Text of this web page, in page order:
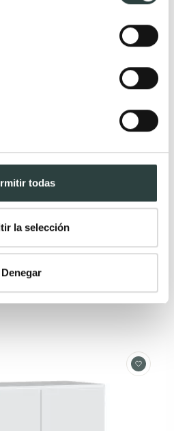
todas
la selección
Denegar
USE
x 180 cm x 37 cm compuesta